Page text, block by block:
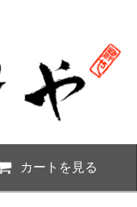
カートを見る